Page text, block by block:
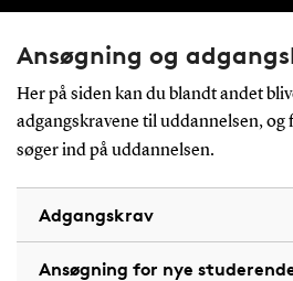
Ansøgning og
Her på siden kan du blandt andet
adgangskravene til uddannelsen, og
søger ind på uddannelsen.
Adgangskrav
Ansøgning for nye